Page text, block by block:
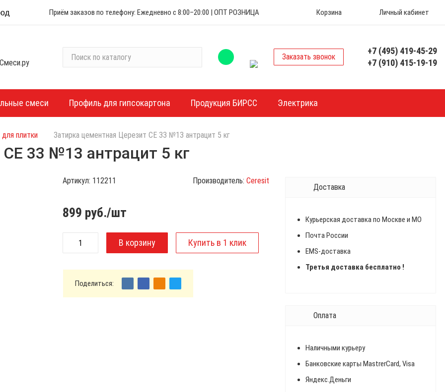
Приём заказов по телефону: Ежедневно с 8:00–20:00 | ОПТ РОЗНИЦА Корзина Личный кабинет
с
к
а
л
г
у
Заказать звонок
+7 (495) 419-45-29
+7 (910) 415-19-19
смеси Профиль для гипсокартона Продукция БИРСС Электрика
для плитки Затирка цементная Церезит CE 33 №13 антрацит 5 кг
33 №13 антрацит 5 кг
Артикул: 112211 Производитель: Ceresit
899 руб./шт
Поделиться:
Доставка
Курьерская доставка по Москве и МО
Почта России
EMS-доставка
Третья доставка бесплатно !
Оплата
Наличными курьеру
Банковские карты MastrerCard, Visa
Яндекс.Деньги